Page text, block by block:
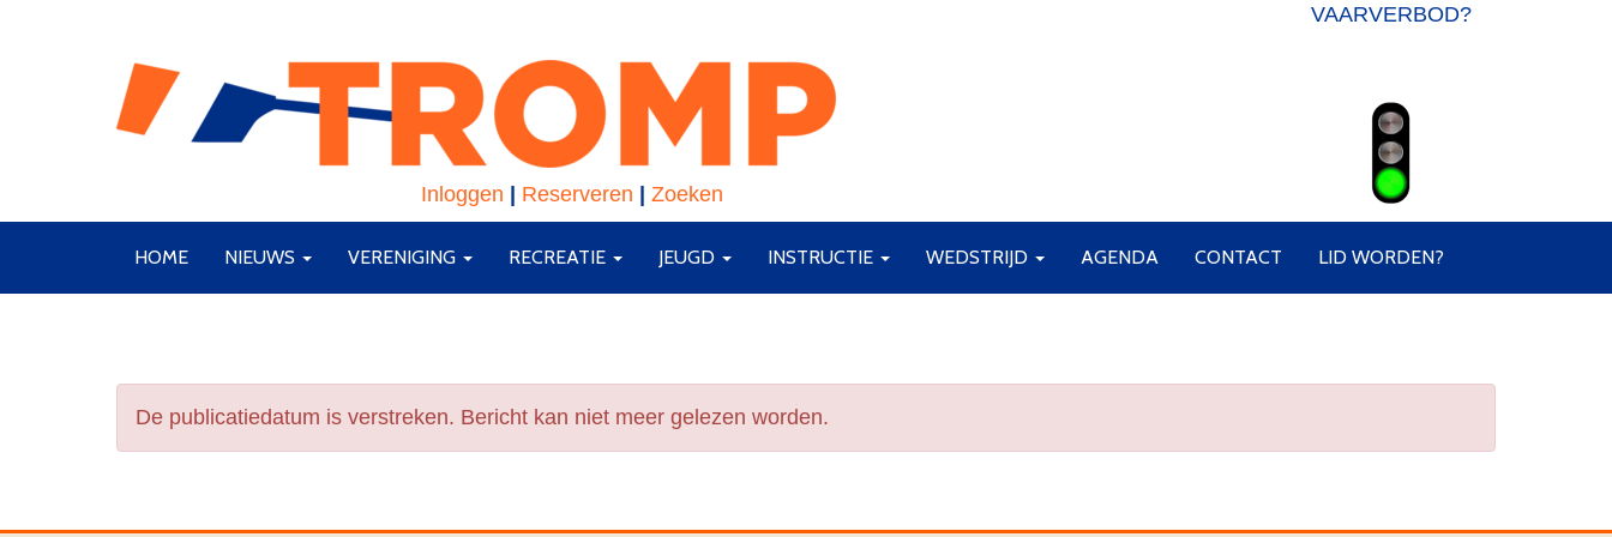
Inloggen Reserveren Zoeken
VAARVERBOD?
HOME NIEUWS VERENIGING RECREATIE JEUGD INSTRUCTIE WEDSTRIJD AGENDA CONTACT LID WORDEN?
De publicatiedatum is verstreken. Bericht kan niet meer gelezen worden.